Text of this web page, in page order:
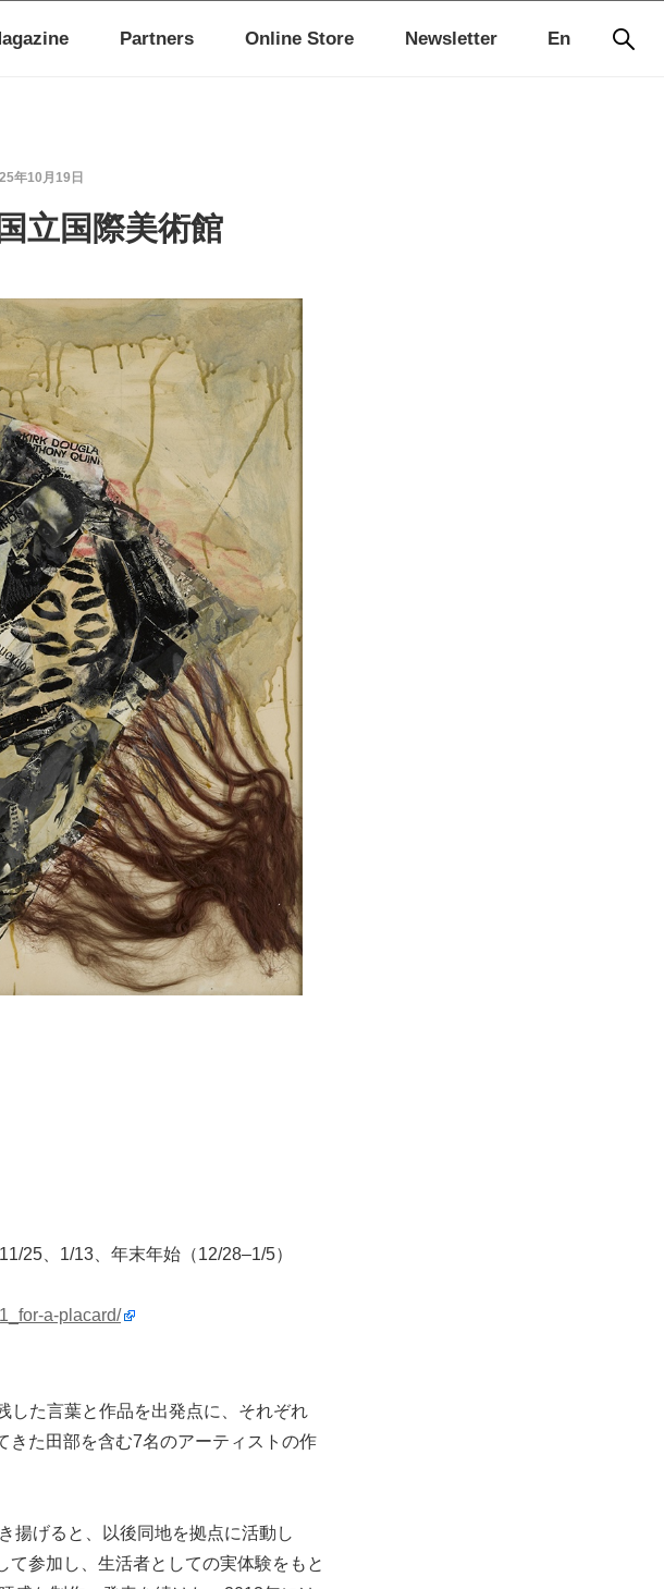
En
Partners Online Store Newsletter
年10月19日
立国際美術館
25、1/13、年末年始（12/28–1/5）
a-placard/
した言葉と作品を出発点に、それぞれ
きた田部を含む7名のアーティストの作
揚げると、以後同地を拠点に活動し
参加し、生活者としての実体験をもと